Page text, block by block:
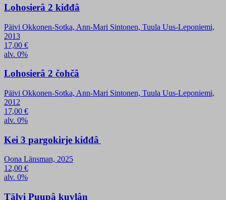
Lohosierâ 2 kiđđâ
Päivi Okkonen-Sotka, Ann-Mari Sintonen, Tuula Uus-Leponiemi,
2013
17,00 €
alv. 0%
Lohosierâ 2 čohčâ
Päivi Okkonen-Sotka, Ann-Mari Sintonen, Tuula Uus-Leponiemi,
2012
17,00 €
alv. 0%
Kei 3 pargokirje kiđđâ
Oona Länsman, 2025
12,00 €
alv. 0%
Tälvi Puupâ kuvlân